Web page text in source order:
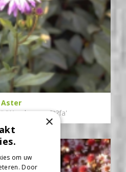
Aster
'Wunder von St?fa'
×
om uw
Door